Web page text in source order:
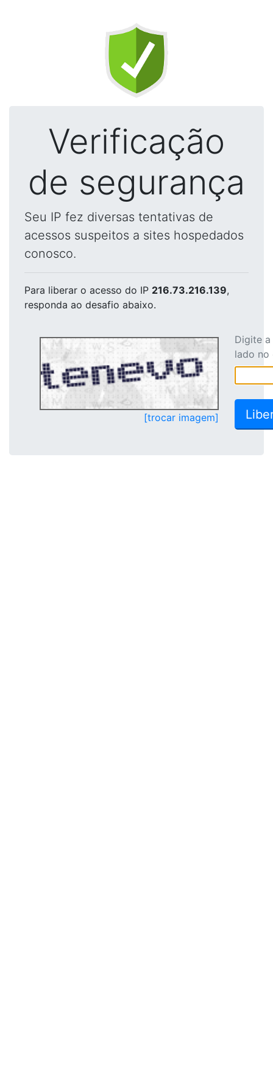
Verificação
de segurança
Seu IP fez diversas tentativas de
acessos suspeitos a sites hospedados
conosco.
Para liberar o acesso do IP 216.73.216.139,
responda ao desafio abaixo.
[trocar imagem]
Digite
lado no